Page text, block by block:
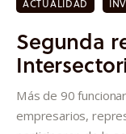
ACTUALIDAD
Segunda
Más de 90
empresarios,